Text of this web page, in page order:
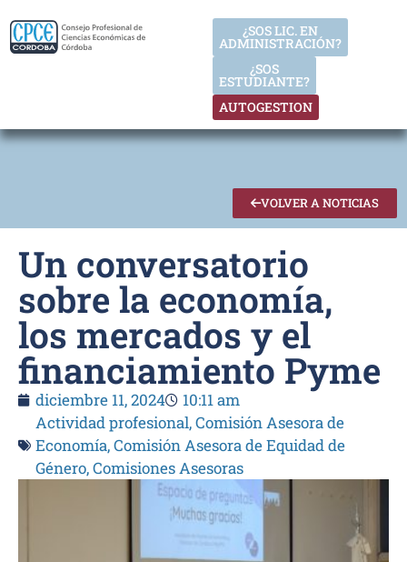
AUTOGESTION
¿SOS
ESTUDIANTE?
¿SOS LIC. EN
ADMINISTRACIÓN?
VOLVER A NOTICIAS
Un conversatorio
sobre la economía,
los mercados y el
financiamiento Pyme
diciembre 11, 2024
10:11 am
Actividad profesional,Comisión Asesora de
Economía,Comisión Asesora de Equidad de
Género,Comisiones Asesoras